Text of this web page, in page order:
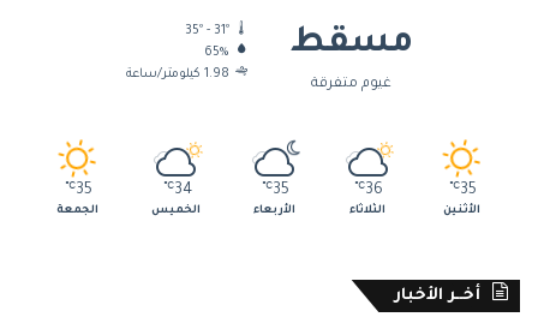
مسقط
غيوم متفرقة
35º - 31º
65%
1.98 كيلومتر/ساعة
35
℃
الأثنين
36
℃
الثلاثاء
35
℃
الأربعاء
34
℃
الخميس
35
℃
الجمعة
أخــر الأخبار